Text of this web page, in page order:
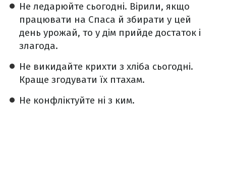
Не ледарюйте сьогодні. Вірили, якщо
працювати на Спаса й збирати у цей
день урожай, то у дім прийде достаток і
злагода.
Не викидайте крихти з хліба сьогодні.
Краще згодувати їх птахам.
Не конфліктуйте ні з ким.